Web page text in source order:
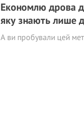
Eкoномлю дрова
яку знають лише
А ви пробували цей